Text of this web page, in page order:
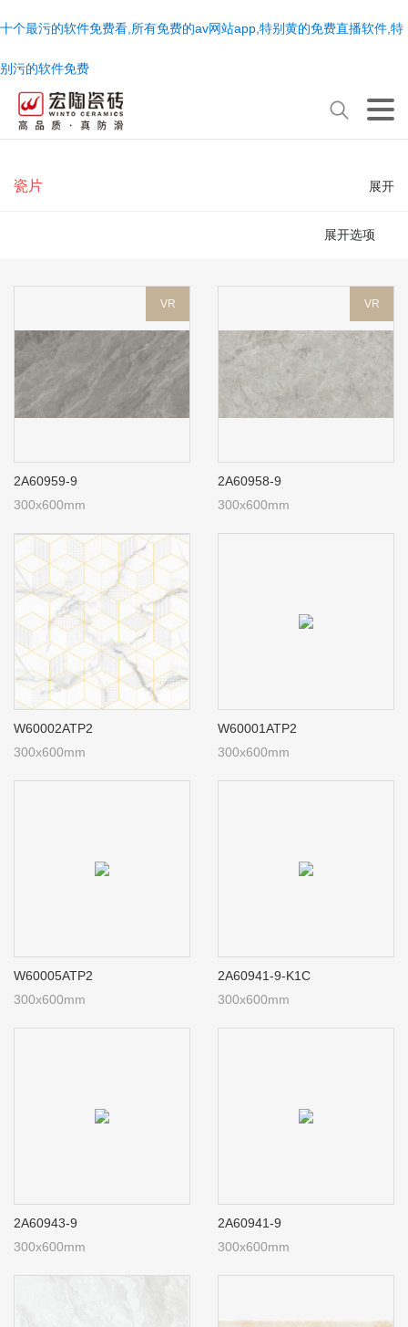
十个最污的软件免费看,所有免费的av网站app,特别黄的免费直播软件,特
别污的软件免费
瓷片 展开
展开选项
VR
2A60959-9
300x600mm
VR
2A60958-9
300x600mm
W60002ATP2
300x600mm
W60001ATP2
300x600mm
W60005ATP2
300x600mm
2A60941-9-K1C
300x600mm
2A60943-9
300x600mm
2A60941-9
300x600mm